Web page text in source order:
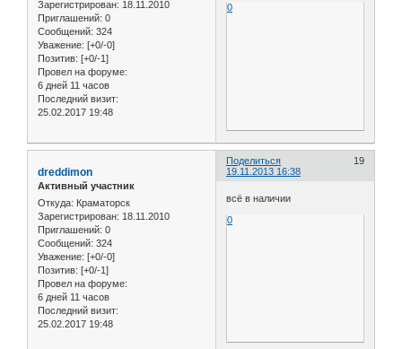
Зарегистрирован: 18.11.2010
Приглашений: 0
Сообщений: 324
Уважение: [+0/-0]
Позитив: [+0/-1]
Провел на форуме:
6 дней 11 часов
Последний визит:
25.02.2017 19:48
0
Поделиться
19
19.11.2013 16:38
dreddimon
Активный участник
Откуда: Краматорск
Зарегистрирован: 18.11.2010
Приглашений: 0
Сообщений: 324
Уважение: [+0/-0]
Позитив: [+0/-1]
Провел на форуме:
6 дней 11 часов
Последний визит:
25.02.2017 19:48
всё в наличии
0